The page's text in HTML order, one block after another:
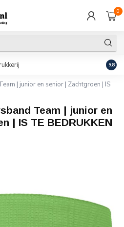
0
9.8
| junior en senior | Zachtgroen | IS
Team | junior en
| IS TE BEDRUKKEN